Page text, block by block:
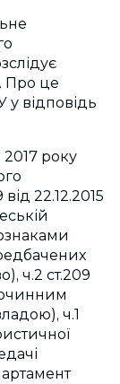
Про це
відповідь
року
22.12.2015
ч.2 ст.209
ч.1